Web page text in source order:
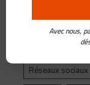
Jinri Toutiao
Réseaux sociaux
Avec nous,